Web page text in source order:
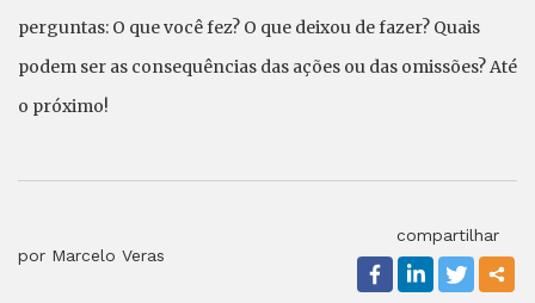
perguntas: O que você fez? O que deixou de fazer? Quais
podem ser as consequências das ações ou das omissões? Até
o próximo!
por Marcelo Veras
compartilhar